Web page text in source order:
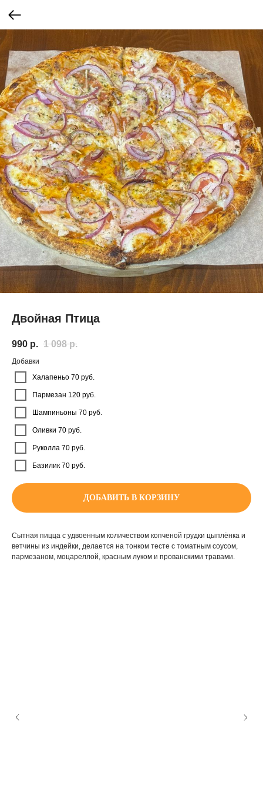
Двойная Птица
990 р. 1 098 р.
Добавки
Халапеньо 70 руб.
Пармезан 120 руб.
Шампиньоны 70 руб.
Оливки 70 руб.
Руколла 70 руб.
Базилик 70 руб.
ДОБАВИТЬ В КОРЗИНУ
Сытная пицца с удвоенным количеством копченой грудки цыплёнка и
ветчины из индейки, делается на тонком тесте с томатным соусом,
пармезаном, моцареллой, красным луком и прованскими травами.